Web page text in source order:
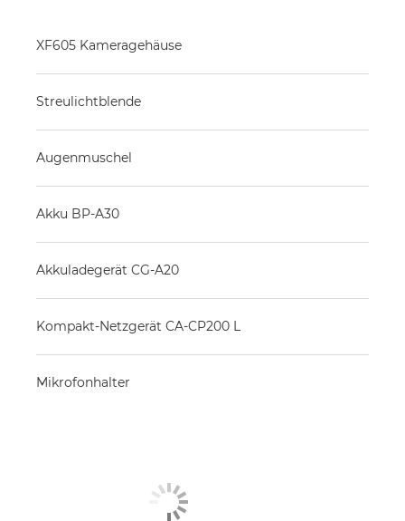
XF605 Kameragehäuse
Streulichtblende
Augenmuschel
Akku BP-A30
Akkuladegerät CG-A20
Kompakt-Netzgerät CA-CP200 L
Mikrofonhalter